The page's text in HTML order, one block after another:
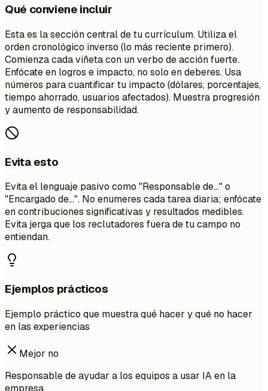
Qué conviene incluir
Esta es la sección central de tu currículum. Utiliza el
orden cronológico inverso (lo más reciente primero).
Comienza cada viñeta con un verbo de acción fuerte.
Enfócate en logros e impacto, no solo en deberes. Usa
números para cuantificar tu impacto (dólares, porcentajes,
tiempo ahorrado, usuarios afectados). Muestra progresión
y aumento de responsabilidad.
Evita esto
Evita el lenguaje pasivo como "Responsable de..." o
"Encargado de...". No enumeres cada tarea diaria; enfócate
en contribuciones significativas y resultados medibles.
Evita jerga que los reclutadores fuera de tu campo no
entiendan.
Ejemplos prácticos
Ejemplo práctico que muestra qué hacer y qué no hacer
en las experiencias
Mejor no
Responsable de ayudar a los equipos a usar IA en la
empresa.